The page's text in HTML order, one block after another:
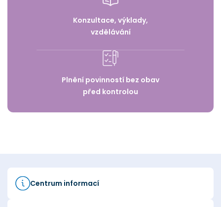
Konzultace, výklady,
vzdělávání
Plnění povinností bez obav
před kontrolou
Centrum informací